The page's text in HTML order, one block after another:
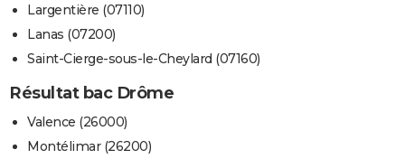
Largentière (07110)
Lanas (07200)
Saint-Cierge-sous-le-Cheylard (07160)
Résultat bac Drôme
Valence (26000)
Montélimar (26200)